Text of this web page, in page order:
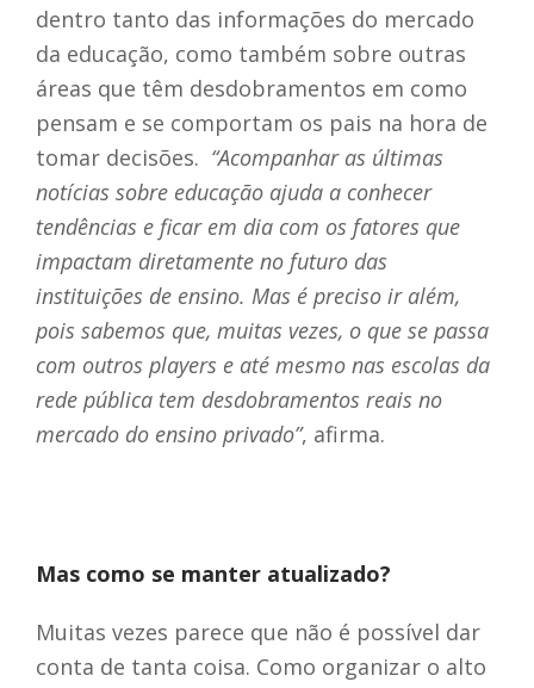
dentro tanto das informações do mercado
da educação, como também sobre outras
áreas que têm desdobramentos em como
pensam e se comportam os pais na hora de
tomar decisões. “Acompanhar as últimas
notícias sobre educação ajuda a conhecer
tendências e ficar em dia com os fatores que
impactam diretamente no futuro das
instituições de ensino. Mas é preciso ir além,
pois sabemos que, muitas vezes, o que se passa
com outros players e até mesmo nas escolas da
rede pública tem desdobramentos reais no
mercado do ensino privado”, afirma.
Mas como se manter atualizado?
Muitas vezes parece que não é possível dar
conta de tanta coisa. Como organizar o alto